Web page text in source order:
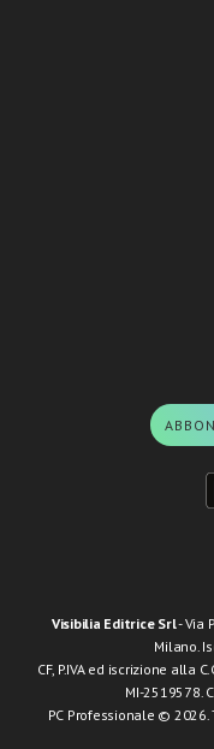
Visibilia Editrice Srl- Via
Milano.
CF, P.IVA ed iscrizione alla
MI-2519578.
PC Professionale ©